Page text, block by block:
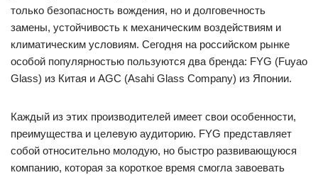
только безопасность вождения, но и долговечность
замены, устойчивость к механическим воздействиям и
климатическим условиям. Сегодня на российском рынке
особой популярностью пользуются два бренда: FYG (Fuyao
Glass) из Китая и AGC (Asahi Glass Company) из Японии.
Каждый из этих производителей имеет свои особенности,
преимущества и целевую аудиторию. FYG представляет
собой относительно молодую, но быстро развивающуюся
компанию, которая за короткое время смогла завоевать